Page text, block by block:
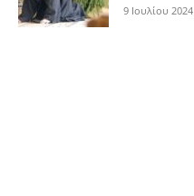
9 Ιουλίου 2024